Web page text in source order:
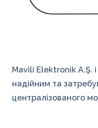
Mavili Elektronik A.Ş.
надійним та
централізованого